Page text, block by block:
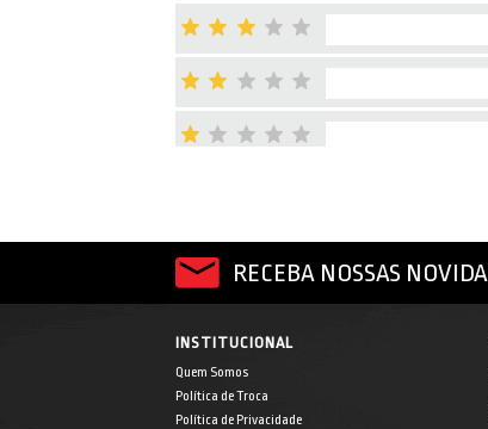
RECEBA NOSSAS
INSTITUCIONAL
Quem Somos
Política de Troca
Política de Privacidade